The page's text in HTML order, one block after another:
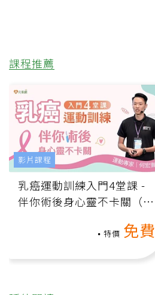
課程推薦
乳癌運動訓練入門4堂課 -
伴你術後身心靈不卡關（線
特價 免費
影片課程